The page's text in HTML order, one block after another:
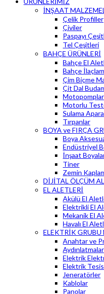
İNŞAAT
Çelik Profiller
Çiviler
Paspayı
Tel Çeşitleri
BAHÇE ÜRÜNLERİ
Bahçe El
Bahçe
Çim Biçme
Çit Dal
Motopomplar
Motorlu
Sulama
Tırpanlar
BOYA ve FIRÇA
Boya
Endüstriyel
İnşaat
Tiner
Zemin
DİJİTAL ÖLÇÜM
EL ALETLERİ
Akülü El
Elektrikli El
Mekanik El
Havalı El
ELEKTRİK GRUBU
Anahtar ve
Aydınlatmalar
Elektrik
Elektrik
Jeneratörler
Kablolar
Panolar